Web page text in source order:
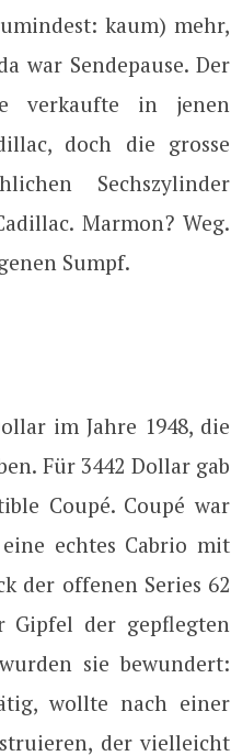
kaum) mehr,
war Sendepause. Der
verkaufte in jenen
doch die grosse
Sechszylinder
Marmon? Weg.
Sumpf.
im Jahre 1948, die
Für 3442 Dollar gab
Coupé. Coupé war
echtes Cabrio mit
der offenen Series 62
Gipfel der gepflegten
sie bewundert:
wollte nach einer
der vielleicht